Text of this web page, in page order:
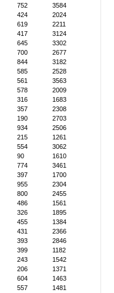
752
3584
424
2024
619
2211
417
3124
645
3302
700
2677
844
3182
585
2528
561
3563
578
2009
316
1683
357
2308
190
2703
934
2506
215
1261
554
3062
90
1610
774
3461
397
1700
955
2304
800
2455
486
1561
326
1895
455
1384
431
2366
393
2846
399
1182
243
1542
206
1371
604
1463
557
1481